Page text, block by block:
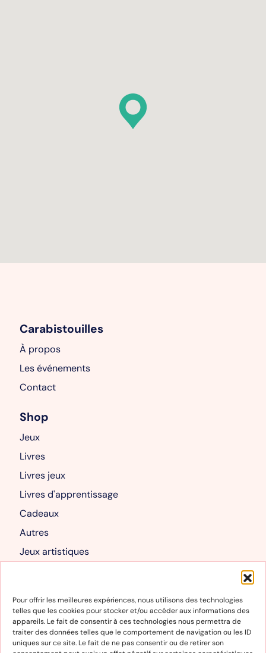
Pour offrir les meilleures expériences, nous utilisons des technologies
telles que les cookies pour stocker et/ou accéder aux informations des
appareils. Le fait de consentir à ces technologies nous permettra de
traiter des données telles que le comportement de navigation ou les ID
uniques sur ce site. Le fait de ne pas consentir ou de retirer son
Carabistouilles
À propos
Les événements
Contact
Shop
Jeux
Livres
Livres jeux
Livres d'apprentissage
Cadeaux
Autres
Jeux artistiques
Mon compte
Mon compte
Panier